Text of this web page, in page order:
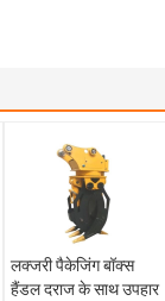
लक्जरी पैकेजिंग बॉक्स
हैंडल दराज के साथ उपहार